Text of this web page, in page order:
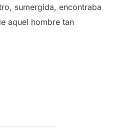
sumergida, encontraba
aquel hombre tan